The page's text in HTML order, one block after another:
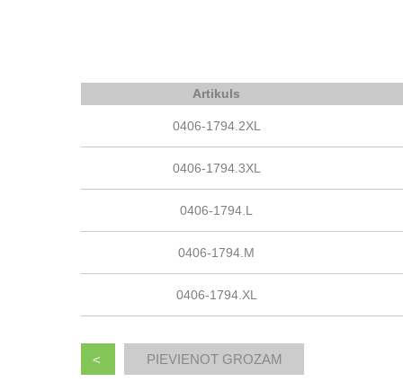
Artikuls
0406-1794.2XL
0406-1794.3XL
0406-1794.L
0406-1794.M
0406-1794.XL
<